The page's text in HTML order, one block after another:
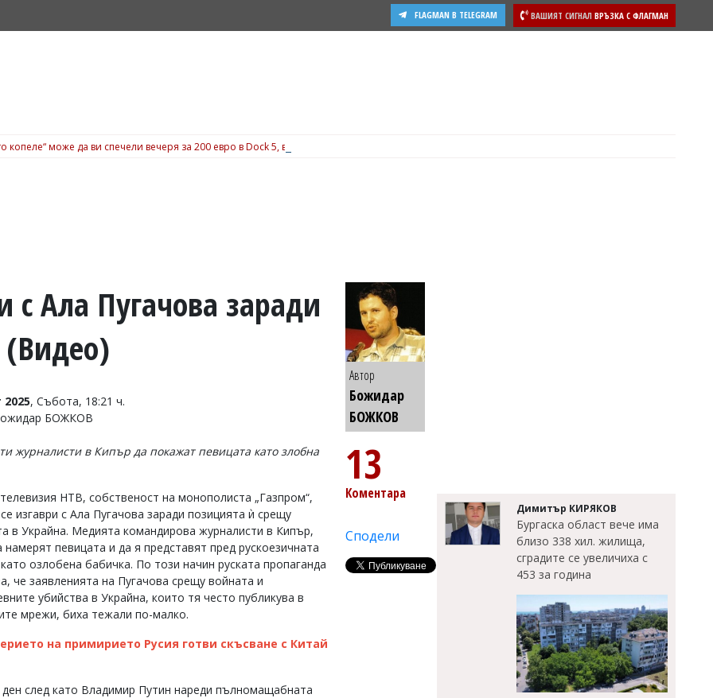
ВАШИЯТ СИГНАЛ ВРЪЗКА С ФЛАГМАН
FLAGMAN В TELEGRAM
копеле“ може да ви спечели вечеря за 200 евро в Dock 5, вижте подробности
с Ала Пугачова заради
(Видео)
, Събота, 18:21 ч.
БОЖКОВ
журналисти в Кипър да покажат певицата като злобна
НТВ, собственост на монополиста „Газпром“,
изгаври с Ала Пугачова заради позицията ѝ срещу
в Украйна. Медията командирова журналисти в Кипър,
намерят певицата и да я представят пред рускоезичната
озлобена бабичка. По този начин руската пропаганда
че заявленията на Пугачова срещу войната и
убийства в Украйна, които тя често публикува в
мрежи, биха тежали по-малко.
на примирието Русия готви скъсване с Китай
след като Владимир Путин нареди пълномащабната
Автор
Божидар
БОЖКОВ
13
Коментара
Сподели
Димитър КИРЯКОВ
Бургаска област вече има
близо 338 хил. жилища,
сградите се увеличиха с
453 за година